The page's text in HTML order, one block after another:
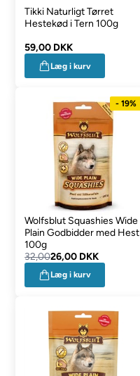
Tikki Naturligt Tørret
Hestekød i Tern 100g
59,00 DKK
Læg i kurv
- 19%
Wolfsblut Squashies Wide
Plain Godbidder med Hest
100g
32,0026,00 DKK
Læg i kurv